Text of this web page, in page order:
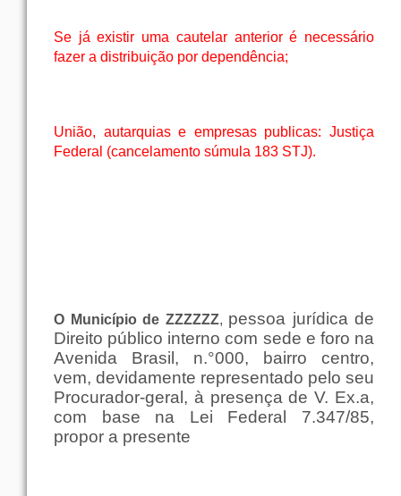
Se já existir uma cautelar anterior é necessário
fazer a distribuição por dependência;
União, autarquias e empresas publicas: Justiça
Federal (cancelamento súmula 183 STJ).
O Município de ZZZZZZ, pessoa jurídica de
Direito público interno com sede e foro na
Avenida Brasil, n.°000, bairro centro,
vem, devidamente representado pelo seu
Procurador-geral, à presença de V. Ex.a,
com base na Lei Federal 7.347/85,
propor a presente